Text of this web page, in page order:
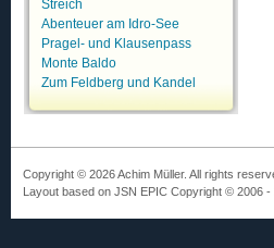
Streich
Abenteuer am Idro-See
Pragel- und Klausenpass
Monte Baldo
Zum Feldberg und Kandel
Copyright © 2026 Achim Müller. All rights
Layout based on JSN EPIC Copyright © 2006